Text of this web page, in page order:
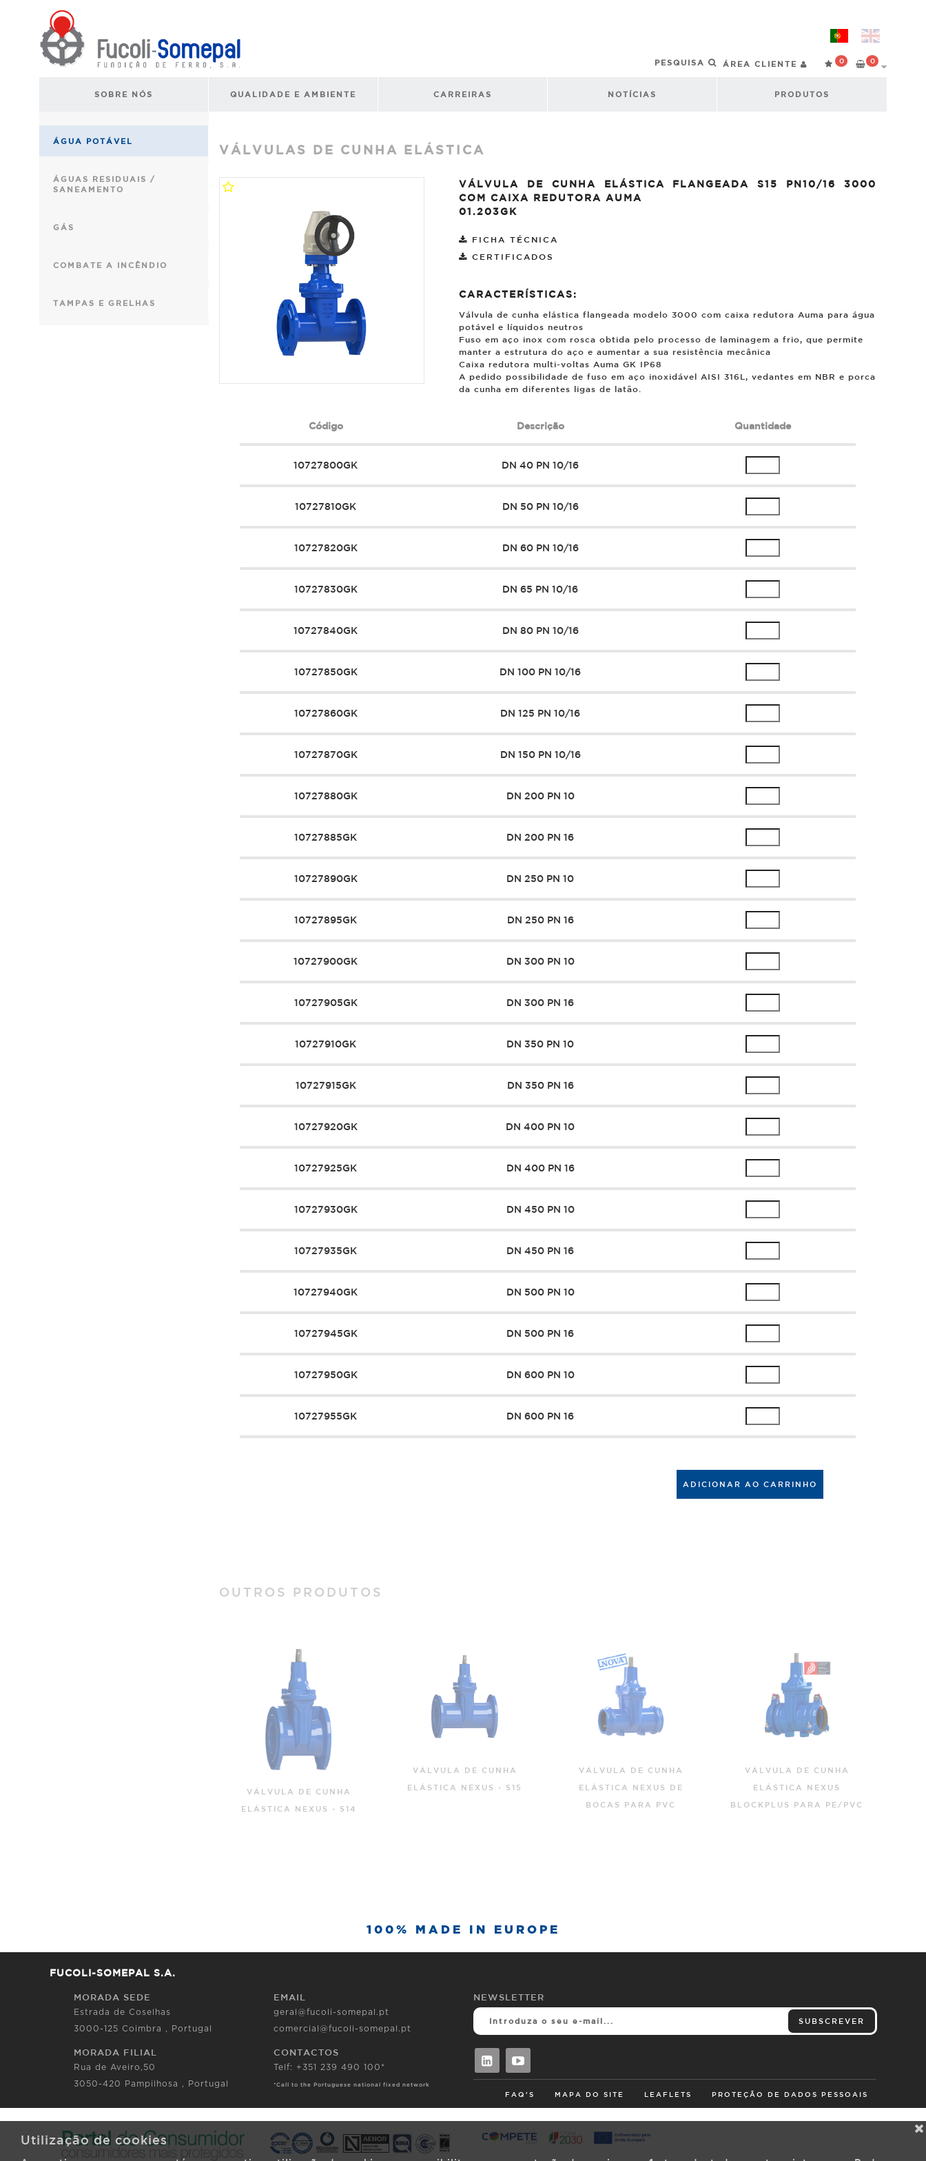
ÁREA CLIENTE 0 0
SOBRE NÓS QUALIDADE E AMBIENTE CARREIRAS NOTÍCIAS PRODUTOS
ÁGUA POTÁVEL
ÁGUAS RESIDUAIS /
SANEAMENTO
GÁS
COMBATE A INCÊNDIO
TAMPAS E GRELHAS
VÁLVULAS DE CUNHA ELÁSTICA
VÁLVULA DE CUNHA ELÁSTICA FLANGEADA S15 PN10/16 3000
COM CAIXA REDUTORA AUMA
01.203GK
FICHA TÉCNICA
CERTIFICADOS
CARACTERÍSTICAS:
Válvula de cunha elástica flangeada modelo 3000 com caixa redutora Auma para água
potável e líquidos neutros
Fuso em aço inox com rosca obtida pelo processo de laminagem a frio, que permite
manter a estrutura do aço e aumentar a sua resistência mecânica
Caixa redutora multi-voltas Auma GK IP68
A pedido possibilidade de fuso em aço inoxidável AISI 316L, vedantes em NBR e porca
da cunha em diferentes ligas de latão.
Código Descrição Quantidade
10727800GK DN 40 PN 10/16
10727810GK DN 50 PN 10/16
10727820GK DN 60 PN 10/16
10727830GK DN 65 PN 10/16
10727840GK DN 80 PN 10/16
10727850GK DN 100 PN 10/16
10727860GK DN 125 PN 10/16
10727870GK DN 150 PN 10/16
10727880GK DN 200 PN 10
10727885GK DN 200 PN 16
10727890GK DN 250 PN 10
10727895GK DN 250 PN 16
10727900GK DN 300 PN 10
10727905GK DN 300 PN 16
10727910GK DN 350 PN 10
10727915GK DN 350 PN 16
10727920GK DN 400 PN 10
10727925GK DN 400 PN 16
10727930GK DN 450 PN 10
10727935GK DN 450 PN 16
10727940GK DN 500 PN 10
10727945GK DN 500 PN 16
10727950GK DN 600 PN 10
10727955GK DN 600 PN 16
ADICIONAR AO CARRINHO
OUTROS PRODUTOS
VÁLVULA DE CUNHA
ELÁSTICA NEXUS - S15
VÁLVULA DE CUNHA
ELÁSTICA NEXUS DE
VÁLVULA DE CUNHA
ELÁSTICA NEXUS
BLOCKPLUS PARA PE/PVC
VÁLVULA DE CUNHA
ELÁSTICA 3000 - S14
PN10/16
100% MADE IN EUROPE
FUCOLI-SOMEPAL S.A.
MORADA SEDE
Estrada de Coselhas
3000-125 Coimbra , Portugal
EMAIL
geral@fucoli-somepal.pt
comercial@fucoli-somepal.pt
MORADA FILIAL
Rua de Aveiro,50
3050-420 Pampilhosa , Portugal
CONTACTOS
Telf: +351 239 490 100*
*Call to the Portuguese national fixed network
NEWSLETTER
SUBSCREVER
FAQ'S MAPA DO SITE LEAFLETS PROTEÇÃO DE DADOS PESSOAIS
Utilização de cookies